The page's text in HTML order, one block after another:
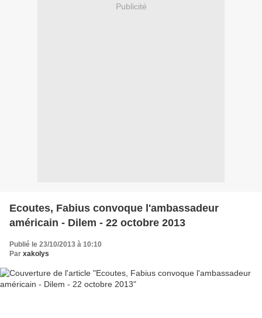
Publicité
Ecoutes, Fabius convoque l'ambassadeur
américain - Dilem - 22 octobre 2013
Publié le 23/10/2013 à 10:10
Par xakolys